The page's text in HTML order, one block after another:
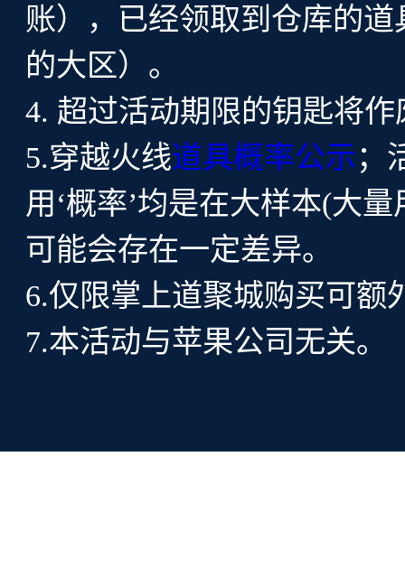
账），已经领取到仓库的
的大区）。
4. 超过活动期限的钥匙将
5.穿越火线道具概率公示；
用‘概率’均是在大样本(大
可能会存在一定差异。
6.仅限掌上道聚城购买可额
7.本活动与苹果公司无关。